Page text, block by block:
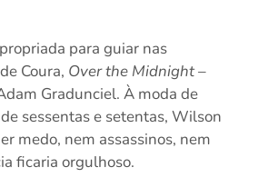
para guiar nas
Coura, Over the Midnight –
Gradunciel. À moda de
sessentas e setentas, Wilson
medo, nem assassinos, nem
ficaria orgulhoso.